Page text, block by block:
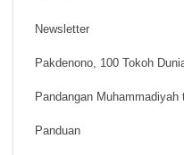
Newsletter
Pakdenono, 100 Tokoh
Pandangan Muhammadiyah
Panduan